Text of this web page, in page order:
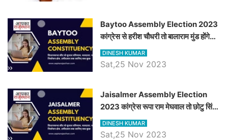
Baytoo Assembly Election 2023
कांग्रेस से हरीश चौधरी तो बालाराम मुंड होंगे
भाजपा उम्मीदवार, जानिये बायतू विधानसभा
सीट के ताजा समीकरण
DINESH KUMAR
Sat,25 Nov 2023
​​​​​​​Jaisalmer Assembly Election
2023 कांग्रेस रूपा राम मेघवाल तो छोटु सिंह
भाटी होंगे भाजपा उम्मीदवार, जानिये जैसलमेर
विधानसभा सीट के ताजा समीकरण
DINESH KUMAR
Sat,25 Nov 2023